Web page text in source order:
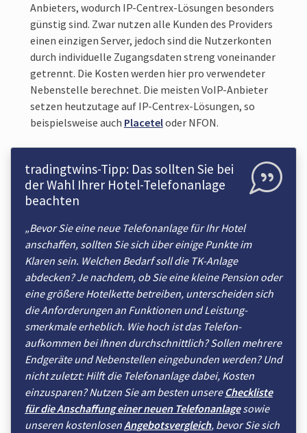
Anbieters, wodurch IP-Centrex-Lösungen besonders
günstig sind. Zwar nutzen alle Kunden des Providers
einen einzigen Server, jedoch sind die Nutzer­konten
durch individuelle Zugangs­daten streng von­einander
getrennt. Die Kosten werden hier pro verwendeter
Neben­stelle berechnet. Die meisten VoIP-Anbieter
setzen heut­zutage auf IP-Centrex-Lösungen, so
beispiels­weise auch Placeteloder NFON.
tradingtwins-Tipp: Das sollten Sie bei
der Wahl Ihrer Hotel-Telefon­anlage
beachten
„Bevor Sie eine neue Telefon­anlage für Ihr Hotel
anschaffen, sollten Sie sich über einige Punkte im
Klaren sein. Welchen Bedarf soll die TK-Anlage
abdecken? Je nachdem, ob Sie eine kleine Pension oder
eine größere Hotel­kette betreiben, unter­scheiden sich
die Anforderungen an Funktionen und Leistung­
smerkmale erheblich. Wie hoch ist das Telefon­
aufkommen bei Ihnen durch­schnittlich? Sollen mehrere
End­geräte und Neben­stellen einge­bunden werden? Und
nicht zuletzt: Hilft die Telefon­anlage dabei, Kosten
einzu­sparen? Nutzen Sie am besten unsereCheckliste
für die Anschaffung einer neuen Telefonanlagesowie
unseren kosten­losenAngebots­vergleich, bevor Sie sich